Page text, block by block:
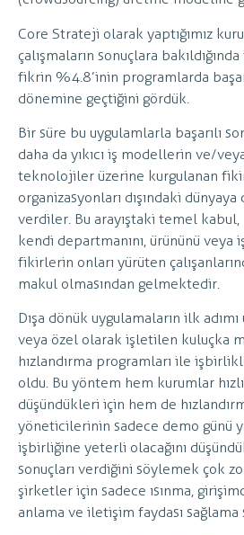
Core Strateji olarak yaptığımız
çalışmaların sonuçlara
fikrin %4.8’inin programlarda
dönemine geçtiğini gördük.
Bir süre bu uygulamlarla başarılı
daha da yıkıcı iş modellerin ve/
teknolojiler üzerine kurgulanan
organizasyonları dışındaki
verdiler. Bu arayıştaki temel
kendi departmanını, ürününü veya
fikirlerin onları yürüten
makul olmasından gelmektedir.
Dışa dönük uygulamaların ilk
veya özel olarak işletilen kuluçka
hızlandırma programları ile
oldu. Bu yöntem hem kurumlar
düşündükleri için hem de
yöneticilerinin sadece demo günü
işbirliğine yeterli olacağını
sonuçları verdiğini söylemek çok
şirketler için sadece ısınma,
anlama ve iletişim faydası sağlama